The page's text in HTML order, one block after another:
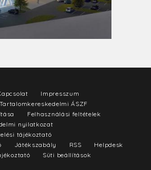
Impresszum
Tartalomkereskedelmi ÁSZF
Felhasználási feltételek
nyilatkozat
tájékoztató
Játékszabály RSS
Helpdesk
Süti beállítások